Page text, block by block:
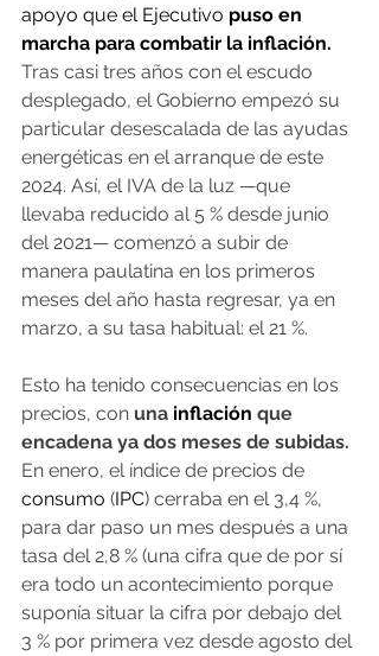
apoyo que el Ejecutivo puso en
marcha para combatir la inflación.
Tras casi tres años con el escudo
desplegado, el Gobierno empezó su
particular desescalada de las ayudas
energéticas en el arranque de este
2024. Así, el IVA de la luz —que
llevaba reducido al 5 % desde junio
del 2021— comenzó a subir de
manera paulatina en los primeros
meses del año hasta regresar, ya en
marzo, a su tasa habitual: el 21 %.
Esto ha tenido consecuencias en los
precios, con una inflación que
encadena ya dos meses de subidas.
En enero, el índice de precios de
consumo (IPC) cerraba en el 3,4 %,
para dar paso un mes después a una
tasa del 2,8 % (una cifra que de por sí
era todo un acontecimiento porque
suponía situar la cifra por debajo del
3 % por primera vez desde agosto del